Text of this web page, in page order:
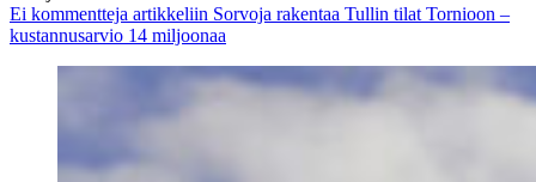
Ei kommentteja artikkeliin Sorvoja rakentaa Tullin tilat Tornioon –
kustannusarvio 14 miljoonaa